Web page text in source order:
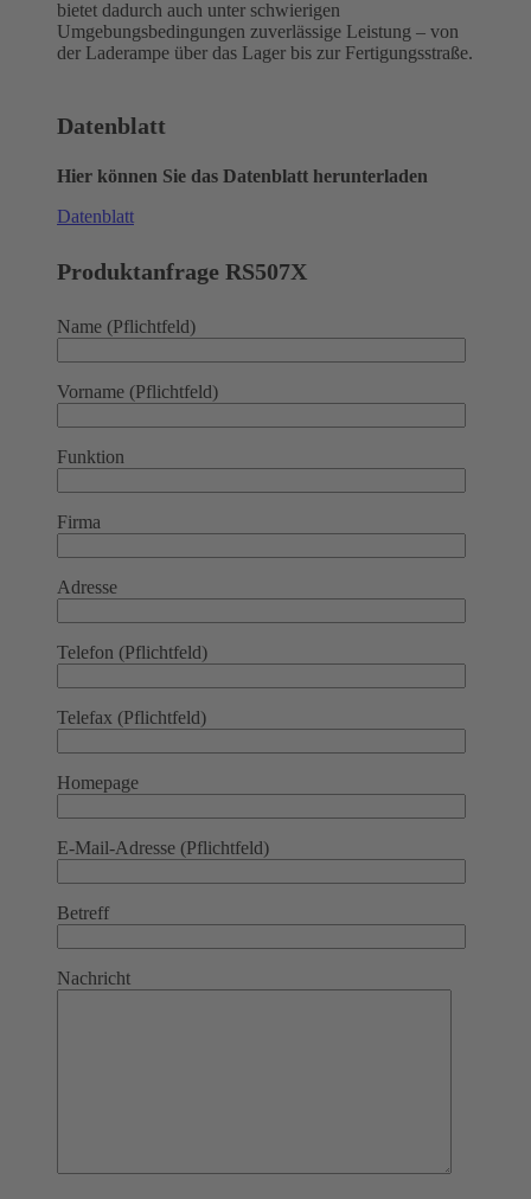
bietet dadurch auch unter schwierigen
Umgebungsbedingungen zuverlässige Leistung – von
der Laderampe über das Lager bis zur Fertigungsstraße.
Datenblatt
Hier können Sie das Datenblatt herunterladen
Datenblatt
Produktanfrage RS507X
Name (Pflichtfeld)
Vorname (Pflichtfeld)
Funktion
Firma
Adresse
Telefon (Pflichtfeld)
Telefax (Pflichtfeld)
Homepage
E-Mail-Adresse (Pflichtfeld)
Betreff
Nachricht